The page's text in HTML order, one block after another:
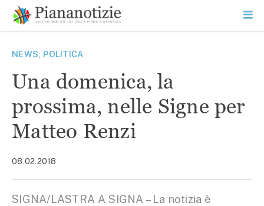
contenuto
SEARCH
NEWS POLITICA
Una domenica, la
prossima, nelle Signe per
Matteo Renzi
08.02.2018
SIGNA/LASTRA A SIGNA – La notizia è